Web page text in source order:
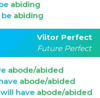
abiding
be abiding
Viitor Perfect
Future Perfect
abode/abided
abode/abided
will have abode/abided